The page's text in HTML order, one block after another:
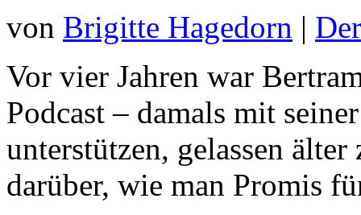
von Brigitte Hagedorn |
Vor vier Jahren war
Podcast – damals mit
unterstützen, gelassen
darüber, wie man Promis